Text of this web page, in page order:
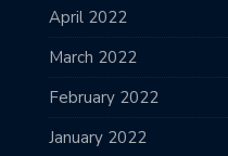
April 2022
March 2022
February 2022
January 2022